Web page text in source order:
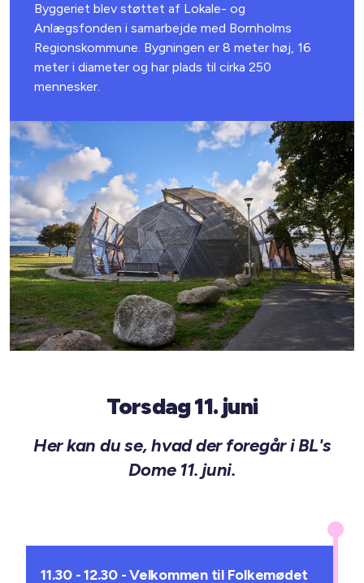
Byggeriet blev støttet af Lokale- og
Anlægsfonden i samarbejde med Bornholms
Regionskommune. Bygningen er 8 meter høj, 16
meter i diameter og har plads til cirka 250
mennesker.
Torsdag 11. juni
Her kan du se, hvad der foregår i BL's
Dome 11. juni.
11.30 - 12.30 - Velkommen til Folkemødet